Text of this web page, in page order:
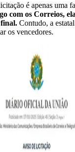
é apenas uma
com os Correios,
Contudo, a
os vencedores.